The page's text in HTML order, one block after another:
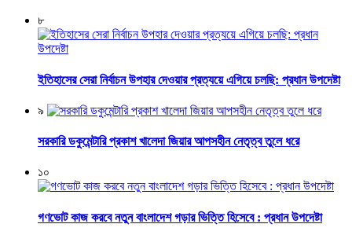
৮
ইতিহাসের সেরা নির্বাচন উপহার দেওয়ার প্রত্যয়ে এগিয়ে চলছি: প্রধান উপদেষ্টা
৯
সরকারি ডকুমেন্টারি প্রকাশ খালেদা জিয়ার আপসহীন নেতৃত্ব তুলে ধরে
১০
গণভোট কাজ করবে নতুন বাংলাদেশ গড়ার ভিত্তি হিসেবে : প্রধান উপদেষ্টা